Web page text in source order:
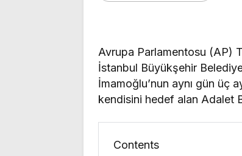
Avrupa Parlamentosu (AP)
İstanbul Büyükşehir
İmamoğlu’nun aynı gün üç
kendisini hedef alan Adalet
Contents